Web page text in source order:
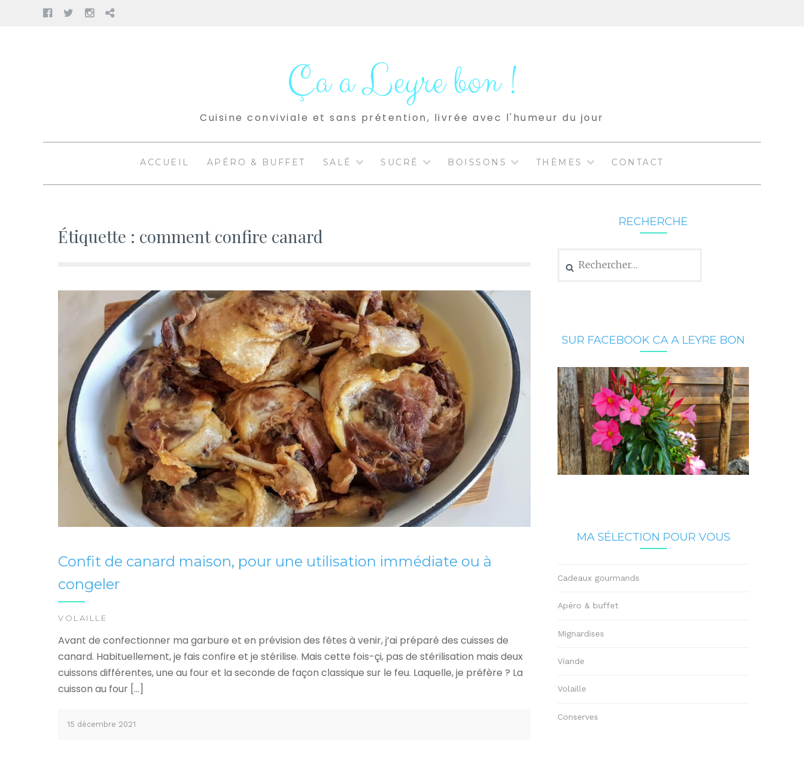
FacebookTwitter
Instagram
Pinterest
Ça a Leyre bon !
Cuisine conviviale et sans prétention, livrée avec l'humeur du jour
ACCUEIL APÉRO & BUFFET SALÉ SUCRÉ BOISSONS THÈMES CONTACT
Étiquette : comment confire canard
Confit de canard maison, pour une utilisation immédiate ou à
congeler
VOLAILLE
Avant de confectionner ma garbure et en prévision des fêtes à venir, j’ai préparé des cuisses de
canard. Habituellement, je fais confire et je stérilise. Mais cette fois-çi, pas de stérilisation mais deux
cuissons différentes, une au four et la seconde de façon classique sur le feu. Laquelle, je préfère ? La
cuisson au four […]
15 décembre 2021
RECHERCHE
SUR FACEBOOK CA A LEYRE BON
MA SÉLECTION POUR VOUS
Cadeaux gourmands
Apéro & buffet
Mignardises
Viande
Volaille
Conserves